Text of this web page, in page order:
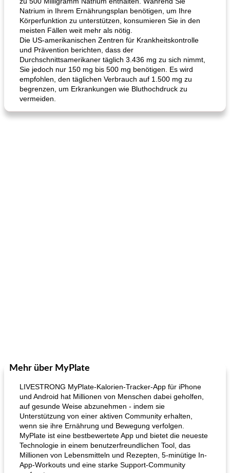
Karamell-Brownie-Kuchen Cilantro-Curry-Hühnersalat
Natrium in Ihrem Ernährungsplan benötigen, um Ihre
Körperfunktion zu unterstützen, konsumieren Sie in den
meisten Fällen weit mehr als nötig.
Die US-amerikanischen Zentren für Krankheitskontrolle
und Prävention berichten, dass der
Durchschnittsamerikaner täglich 3.436 mg zu sich nimmt,
Sie jedoch nur 150 mg bis 500 mg benötigen. Es wird
empfohlen, den täglichen Verbrauch auf 1.500 mg zu
begrenzen, um Erkrankungen wie Bluthochdruck zu
vermeiden.
Mehr über MyPlate
LIVESTRONG MyPlate-Kalorien-Tracker-App für iPhone
und Android hat Millionen von Menschen dabei geholfen,
auf gesunde Weise abzunehmen - indem sie
Unterstützung von einer aktiven Community erhalten,
wenn sie ihre Ernährung und Bewegung verfolgen.
MyPlate ist eine bestbewertete App und bietet die neueste
Technologie in einem benutzerfreundlichen Tool, das
Millionen von Lebensmitteln und Rezepten, 5-minütige In-
App-Workouts und eine starke Support-Community